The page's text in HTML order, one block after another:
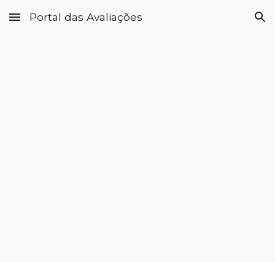
Skip to main content Skip to navigation
Portal das Avaliações